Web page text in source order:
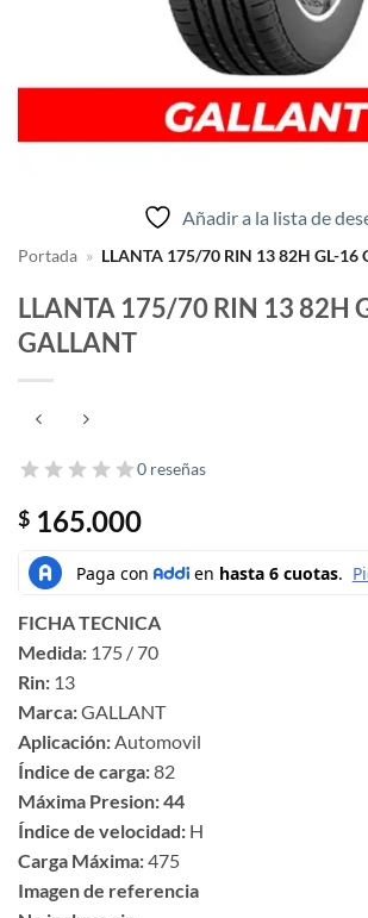
Añadir a la lista de
Portada » LLANTA 175/70 RIN 13 82H GL-16
LLANTA 175/70 RIN 13 82H
GALLANT
0 reseñas
$ 165.000
FICHA TECNICA
Medida: 175 / 70
Rin: 13
Marca:GALLANT
Aplicación:Automovil
Índice de carga:82
Máxima Presion: 44
Índice de velocidad: H
Carga Máxima:475
Imagen de referencia